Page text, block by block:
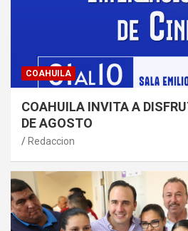
COAHUILA
COAHUILA INVITA A
DE AGOSTO
Redaccion